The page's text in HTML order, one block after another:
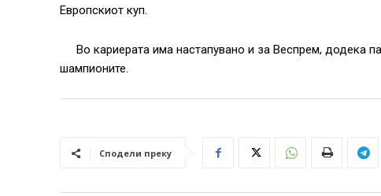
Европскиот куп.
Во кариерата има настапувано и за Веспрем, додека
шампионите.
Сподели преку